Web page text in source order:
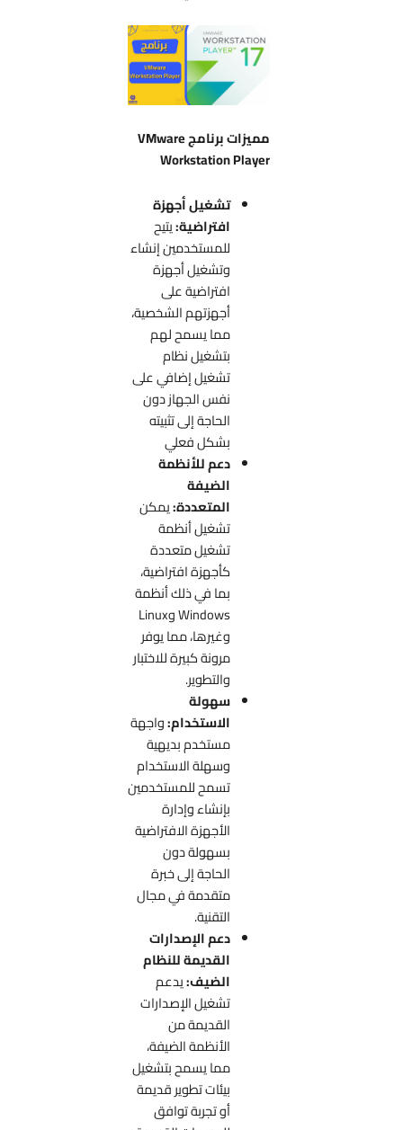
مميزات برنامج VMware
Workstation Player
تشغيل أجهزة
افتراضية:يتيح
للمستخدمين إنشاء
وتشغيل أجهزة
افتراضية على
أجهزتهم الشخصية،
مما يسمح لهم
بتشغيل نظام
تشغيل إضافي على
نفس الجهاز دون
الحاجة إلى تثبيته
بشكل فعلي
دعم للأنظمة
الضيفة
المتعددة:يمكن
تشغيل أنظمة
تشغيل متعددة
كأجهزة افتراضية،
بما في ذلك أنظمة
Windows وLinux
وغيرها، مما يوفر
مرونة كبيرة للاختبار
والتطوير.
سهولة
الاستخدام:واجهة
مستخدم بديهية
وسهلة الاستخدام
تسمح للمستخدمين
بإنشاء وإدارة
الأجهزة الافتراضية
بسهولة دون
الحاجة إلى خبرة
متقدمة في مجال
التقنية.
دعم الإصدارات
القديمة للنظام
الضيف:يدعم
تشغيل الإصدارات
القديمة من
الأنظمة الضيفة،
مما يسمح بتشغيل
بيئات تطوير قديمة
أو تجربة توافق